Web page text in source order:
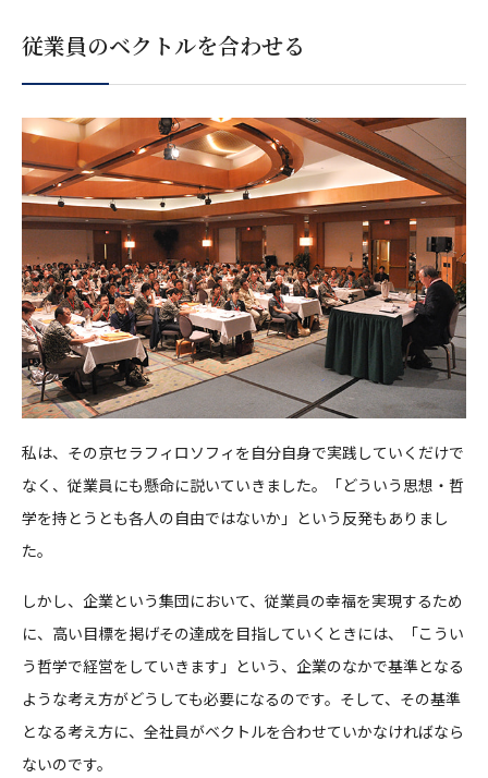
従業員のベクトルを合わせる
私は、その京セラフィロソフィを自分自身で実践していくだけで
なく、従業員にも懸命に説いていきました。「どういう思想・哲
学を持とうとも各人の自由ではないか」という反発もありまし
た。
しかし、企業という集団において、従業員の幸福を実現するため
に、高い目標を掲げその達成を目指していくときには、「こうい
う哲学で経営をしていきます」という、企業のなかで基準となる
ような考え方がどうしても必要になるのです。そして、その基準
となる考え方に、全社員がベクトルを合わせていかなければなら
ないのです。